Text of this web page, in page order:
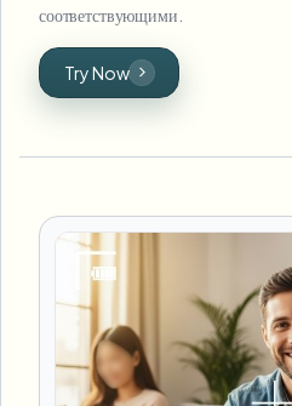
соответствующими.
Try Now